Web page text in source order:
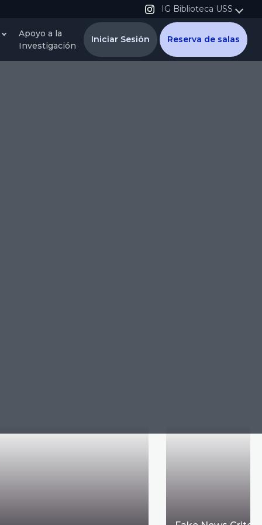
IG Biblioteca USS
Apoyo a la
Investigación
Iniciar Sesión Reserva de salas